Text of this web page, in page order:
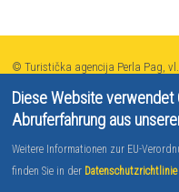
© Turistička agencija Perla Pag,
SWIFT:RZBHHR2X-
Diese Website verwendet
Abruferfahrung aus
Weitere Informationen zur EU-
finden Sie in der